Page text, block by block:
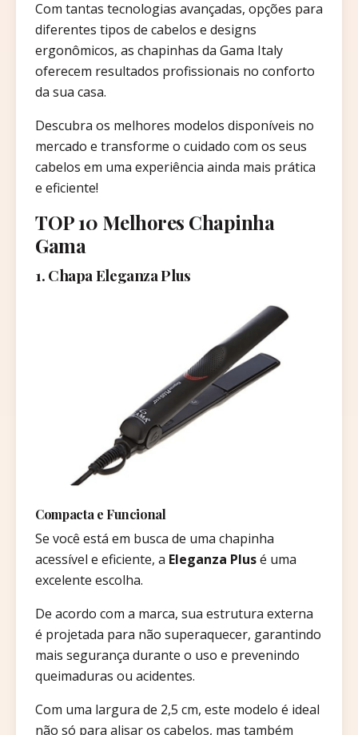
Com tantas tecnologias avançadas, opções para
diferentes tipos de cabelos e designs
ergonômicos, as chapinhas da Gama Italy
oferecem resultados profissionais no conforto
da sua casa.
Descubra os melhores modelos disponíveis no
mercado e transforme o cuidado com os seus
cabelos em uma experiência ainda mais prática
e eficiente!
TOP 10 Melhores Chapinha
Gama
1. Chapa Eleganza Plus
Compacta e Funcional
Se você está em busca de uma chapinha
acessível e eficiente, a Eleganza Plusé uma
excelente escolha.
De acordo com a marca, sua estrutura externa
é projetada para não superaquecer, garantindo
mais segurança durante o uso e prevenindo
queimaduras ou acidentes.
Com uma largura de 2,5 cm, este modelo é ideal
não só para alisar os cabelos, mas também